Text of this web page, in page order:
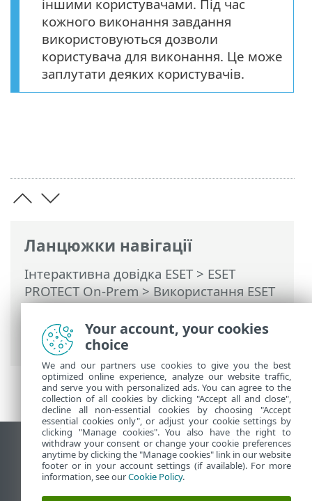
Ланцюжки навігації
Інтерактивна довідка ESET> ESET
PROTECT On-Prem>Використання ESET
PROTECT On-Prem>ESET PROTECT On-
Prem Головне меню>Завдання>
Завдання сервера
іншими користувачами. Під час
кожного виконання завдання
використовуються дозволи
користувача для виконання. Це може
заплутати деяких користувачів.
Переглянути повну версію
End of Life
База знань ESET
Your account, your cookies
choice
We and our partners use cookies to give you the best
optimized online experience, analyze our website traffic,
and serve you with personalized ads. You can agree to the
collection of all cookies by clicking "Accept all and close",
decline all non-essential cookies by choosing "Accept
essential cookies only", or adjust your cookie settings by
clicking "Manage cookies". You also have the right to
withdraw your consent or change your cookie preferences
anytime by clicking the "Manage cookies" link in our website
footer or in your account settings (if available). For more
information, see ourCookie Policy.